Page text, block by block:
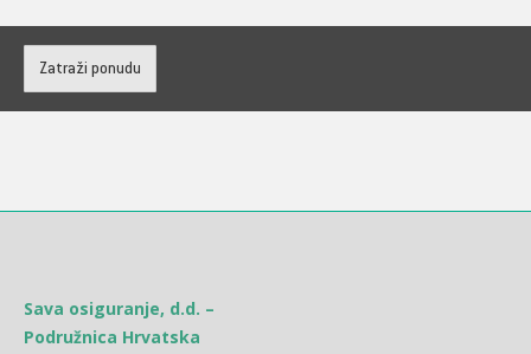
Zatraži ponudu
Sava osiguranje, d.d. –
Podružnica Hrvatska